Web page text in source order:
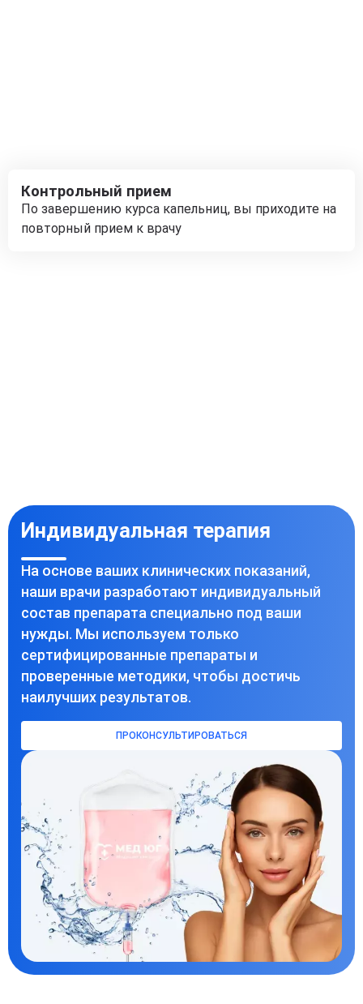
Контрольный прием
По завершению курса капельниц, вы приходите на
повторный прием к врачу
Индивидуальная терапия
На основе ваших клинических показаний,
наши врачи разработают индивидуальный
состав препарата специально под ваши
нужды. Мы используем только
сертифицированные препараты и
проверенные методики, чтобы достичь
наилучших результатов.
ПРОКОНСУЛЬТИРОВАТЬСЯ